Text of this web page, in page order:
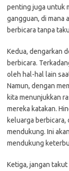
penting juga untuk
gangguan, di mana
berbicara tanpa
Kedua, dengarkan
berbicara.
oleh hal-hal lain
Namun, dengan
kita menunjukkan
mereka katakan.
keluarga
mendukung. Ini
mendukung
Ketiga, jangan